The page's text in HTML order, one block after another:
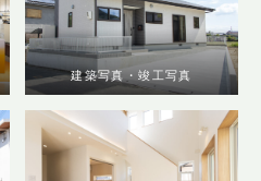
建築写真・竣工写真